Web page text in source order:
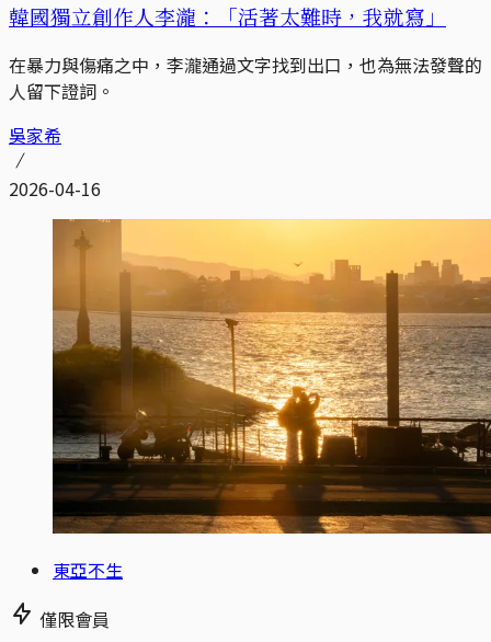
韓國獨立創作人李瀧：「活著太難時，我就寫」
在暴力與傷痛之中，李瀧通過文字找到出口，也為無法發聲的
人留下證詞。
吳家希
2026-04-16
東亞不生
僅限會員